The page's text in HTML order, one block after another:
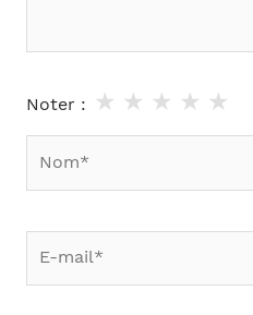
Noter : ★
★
★
★
★